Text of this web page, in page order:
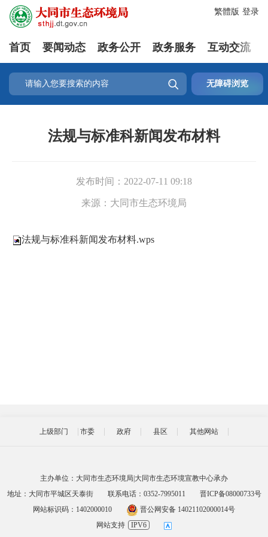
登录
繁體版
首页 要闻动态 政务公开 政务服务 互动交流
 无障碍浏览
法规与标准科新闻发布材料
发布时间： 2022-07-11 09:18
来源： 大同市生态环境局
法规与标准科新闻发布材料.wps
上级部门 市委 政府 县区 其他网站
主办单位：大同市生态环境局|大同市生态环境宣教中心承办
地址：大同市平城区天泰街
联系电话：0352-7995011
晋ICP备08000733号
网站标识码：1402000010
晋公网安备 14021102000014号
网站支持
IPV6